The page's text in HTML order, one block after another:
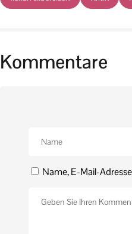
Kommentare
Name, E-Mail-